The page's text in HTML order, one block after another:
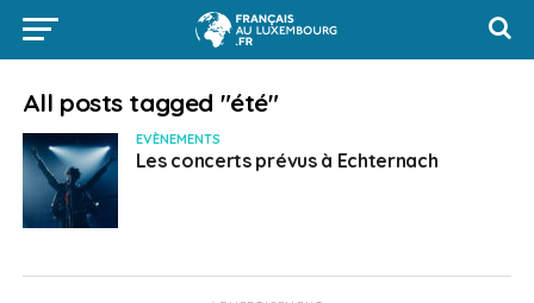
All posts tagged "été"
EVÈNEMENTS
Les concerts prévus à Echternach